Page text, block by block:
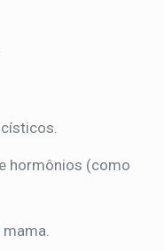
hormônios (como
mama.